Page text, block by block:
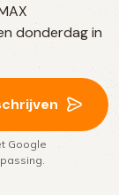
donderdag in
Google